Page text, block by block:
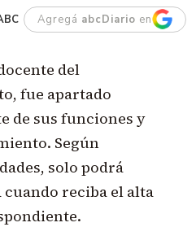
Agregá abcDiario en
del
fue apartado
de sus funciones y
Según
solo podrá
reciba el alta